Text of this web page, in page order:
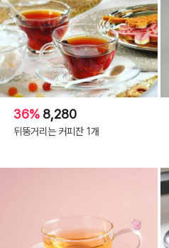
36% 8,280
뒤뚱거리는 커피잔 1개